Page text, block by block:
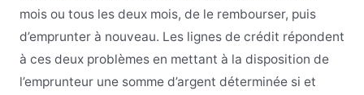
mois ou tous les deux mois, de le rembourser, puis
d’emprunter à nouveau. Les lignes de crédit répondent
à ces deux problèmes en mettant à la disposition de
l’emprunteur une somme d’argent déterminée si et